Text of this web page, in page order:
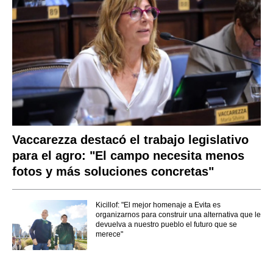
Vaccarezza destacó el trabajo legislativo
para el agro: "El campo necesita menos
fotos y más soluciones concretas"
Kicillof: "El mejor homenaje a Evita es
organizarnos para construir una alternativa que le
devuelva a nuestro pueblo el futuro que se
merece"